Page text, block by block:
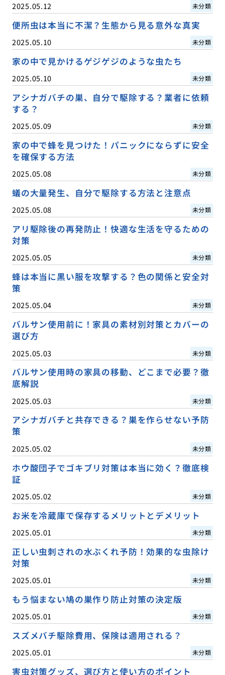
2025.05.12 未分類
便所虫は本当に不潔？生態から見る意外な真実
2025.05.10 未分類
家の中で見かけるゲジゲジのような虫たち
2025.05.10 未分類
アシナガバチの巣、自分で駆除する？業者に依頼
する？
2025.05.09 未分類
家の中で蜂を見つけた！パニックにならずに安全
を確保する方法
2025.05.08 未分類
蟻の大量発生、自分で駆除する方法と注意点
2025.05.08 未分類
アリ駆除後の再発防止！快適な生活を守るための
対策
2025.05.05 未分類
蜂は本当に黒い服を攻撃する？色の関係と安全対
策
2025.05.04 未分類
バルサン使用前に！家具の素材別対策とカバーの
選び方
2025.05.03 未分類
バルサン使用時の家具の移動、どこまで必要？徹
底解説
2025.05.03 未分類
アシナガバチと共存できる？巣を作らせない予防
策
2025.05.02 未分類
ホウ酸団子でゴキブリ対策は本当に効く？徹底検
証
2025.05.02 未分類
お米を冷蔵庫で保存するメリットとデメリット
2025.05.01 未分類
正しい虫刺されの水ぶくれ予防！効果的な虫除け
対策
2025.05.01 未分類
もう悩まない鳩の巣作り防止対策の決定版
2025.05.01 未分類
スズメバチ駆除費用、保険は適用される？
2025.05.01 未分類
害虫対策グッズ、選び方と使い方のポイント